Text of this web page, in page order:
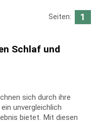
Seiten: 1
Schlaf und
sich durch ihre
unvergleichlich
bietet. Mit diesen